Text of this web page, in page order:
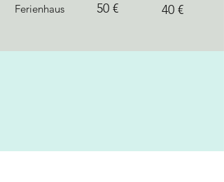
Ferienhaus 50 € 40 €